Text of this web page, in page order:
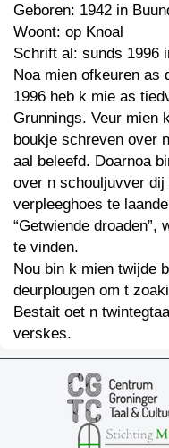
Geboren: 1942 in
Woont: op Knoal
Schrift al: sunds 1996
Noa mien ofkeuren as
1996 heb k mie as
Grunnings. Veur mien
boukje schreven over
aal beleefd. Doarnoa
over n schouljuvver
verpleeghoes te
“Getwiende droaden”,
te vinden.
Nou bin k mien twijde
deurplougen om t
Bestait oet n
verskes.